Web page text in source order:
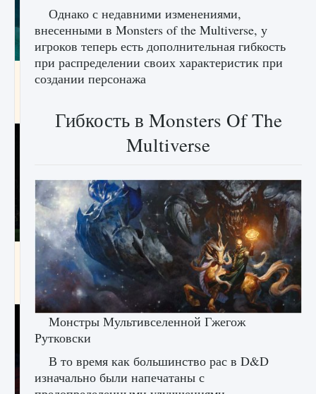
Как приручить существ из степей Тамура в
игре Creatures of Ava
Как исправить ошибку EA FC 25 beta,
которая не работает
9 августа 2024 0 0
Однако с недавними изменениями,
внесенными в Monsters of the Multiverse, у
игроков теперь есть дополнительная гибкость
при распределении своих характеристик при
создании персонажа
Гибкость в Monsters Of The
Multiverse
Монстры Мультивселенной Гжегож
Рутковски
В то время как большинство рас в D&D
изначально были напечатаны с